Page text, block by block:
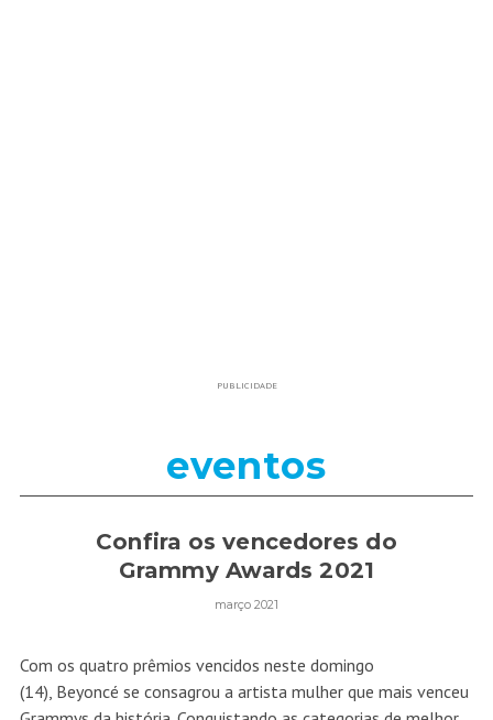
PUBLICIDADE
eventos
Confira os vencedores do
Grammy Awards 2021
março 2021
Com os quatro prêmios vencidos neste domingo
(14), Beyoncé se consagrou a artista mulher que mais venceu